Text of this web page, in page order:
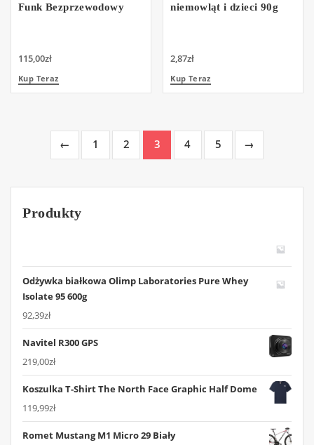
Funk Bezprzewodowy
115,00zł
Kup Teraz
niemowląt i dzieci 90g
2,87zł
Kup Teraz
← 1 2 3 4 5 →
Produkty
Odżywka białkowa Olimp Laboratories Pure Whey
Isolate 95 600g
92,39zł
Navitel R300 GPS
219,00zł
Koszulka T-Shirt The North Face Graphic Half Dome
119,99zł
Romet Mustang M1 Micro 29 Biały